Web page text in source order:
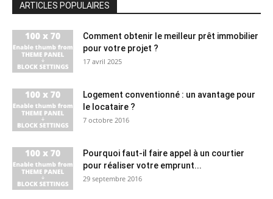
ARTICLES POPULAIRES
Comment obtenir le meilleur prêt immobilier
pour votre projet ?
17 avril 2025
Logement conventionné : un avantage pour
le locataire ?
7 octobre 2016
Pourquoi faut-il faire appel à un courtier
pour réaliser votre emprunt...
29 septembre 2016